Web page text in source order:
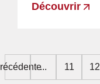
Découvrir
... 11 12